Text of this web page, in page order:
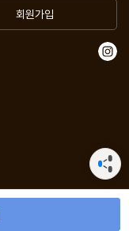
회원가입